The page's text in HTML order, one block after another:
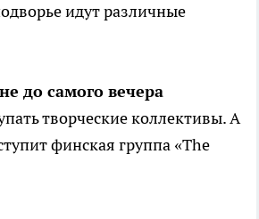
идут различные
до самого вечера
творческие коллективы. А
финская группа «The